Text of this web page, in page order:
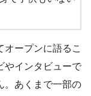
ープンに語るこ
やインタビューで
。あくまで一部の